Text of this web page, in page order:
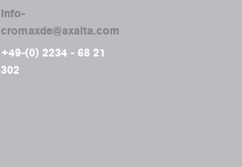
info-
cromaxde@axalta.com
+49-(0) 2234 - 68 21
302